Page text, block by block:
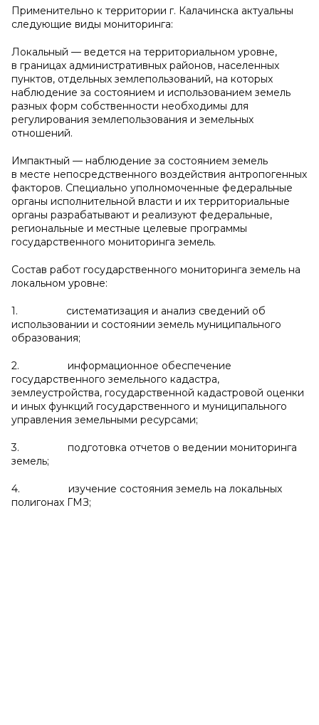
Применительно к территории г. Калачинска актуальны
следующие виды мониторинга:
Локальный — ведется на территориальном уровне,
в границах административных районов, населенных
пунктов, отдельных землепользований, на которых
наблюдение за состоянием и использованием земель
разных форм собственности необходимы для
регулирования землепользования и земельных
отношений.
Импактный — наблюдение за состоянием земель
в месте непосредственного воздействия антропогенных
факторов. Специально уполномоченные федеральные
органы исполнительной власти и их территориальные
органы разрабатывают и реализуют федеральные,
региональные и местные целевые программы
государственного мониторинга земель.
Состав работ государственного мониторинга земель на
локальном уровне:
1. систематизация и анализ сведений об
использовании и состоянии земель муниципального
образования;
2. информационное обеспечение
государственного земельного кадастра,
землеустройства, государственной кадастровой оценки
и иных функций государственного и муниципального
управления земельными ресурсами;
3. подготовка отчетов о ведении мониторинга
земель;
4. изучение состояния земель на локальных
полигонах ГМЗ;